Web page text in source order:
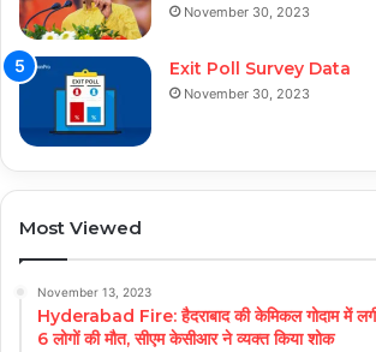
November 30, 2023
Exit Poll Survey Data
November 30, 2023
Most Viewed
November 13, 2023
Hyderabad Fire: हैदराबाद की केमिकल गोदाम में
6 लोगों की मौत, सीएम केसीआर ने व्यक्त किया शोक